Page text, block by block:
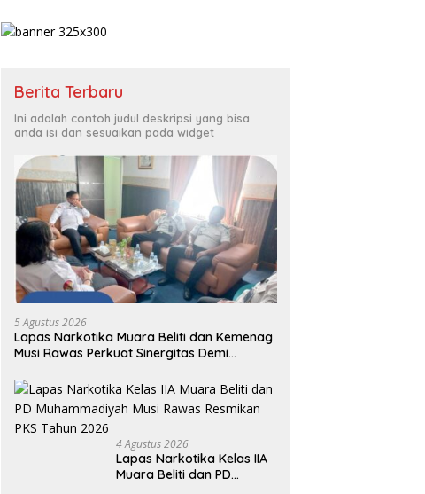
Berita Terbaru
Ini adalah contoh judul deskripsi yang bisa
anda isi dan sesuaikan pada widget
5 Agustus 2026
Lapas Narkotika Muara Beliti dan Kemenag
Musi Rawas Perkuat Sinergitas Demi
Binaan
4 Agustus 2026
Lapas Narkotika Kelas IIA
Muara Beliti dan PD